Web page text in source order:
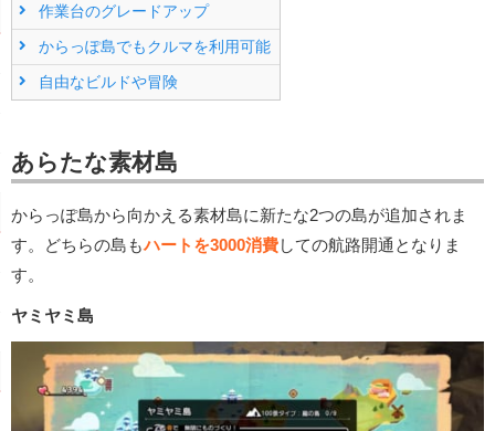
作業台のグレードアップ
からっぽ島でもクルマを利用可能
自由なビルドや冒険
あらたな素材島
からっぽ島から向かえる素材島に新たな2つの島が追加されま
す。どちらの島もハートを3000消費しての航路開通となりま
す。
ヤミヤミ島